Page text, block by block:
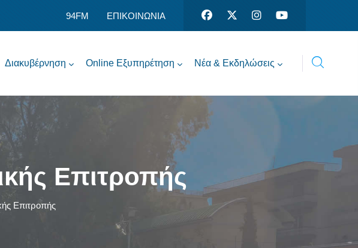
94FM ΕΠΙΚΟΙΝΩΝΙΑ
Διακυβέρνηση Online Εξυπηρέτηση Νέα & Εκδηλώσεις
Επιτροπής
Επιτροπής